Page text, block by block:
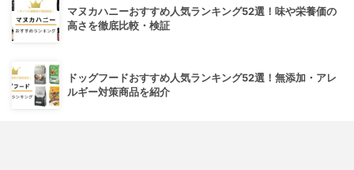
マヌカハニーおすすめ人気ランキング52選！味や栄養価の
高さを徹底比較・検証
ドッグフードおすすめ人気ランキング52選！無添加・アレ
ルギー対策商品を紹介